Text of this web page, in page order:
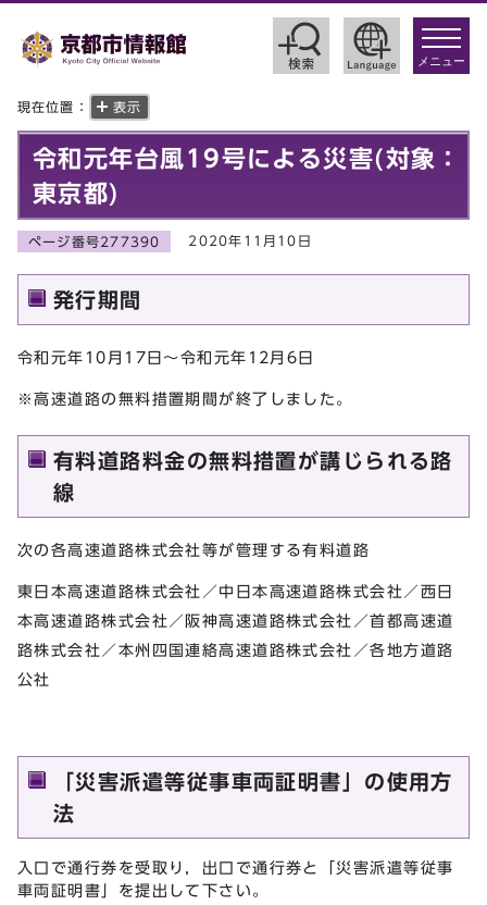
toggle
メニュー
現在位置： 表示
令和元年台風19号による災害(対象：
東京都)
ページ番号277390 2020年11月10日
発行期間
令和元年10月17日～令和元年12月6日
※高速道路の無料措置期間が終了しました。
有料道路料金の無料措置が講じられる路
線
次の各高速道路株式会社等が管理する有料道路
東日本高速道路株式会社／中日本高速道路株式会社／西日
本高速道路株式会社／阪神高速道路株式会社／首都高速道
路株式会社／本州四国連絡高速道路株式会社／各地方道路
公社
「災害派遣等従事車両証明書」の使用方
法
入口で通行券を受取り，出口で通行券と「災害派遣等従事
車両証明書」を提出して下さい。